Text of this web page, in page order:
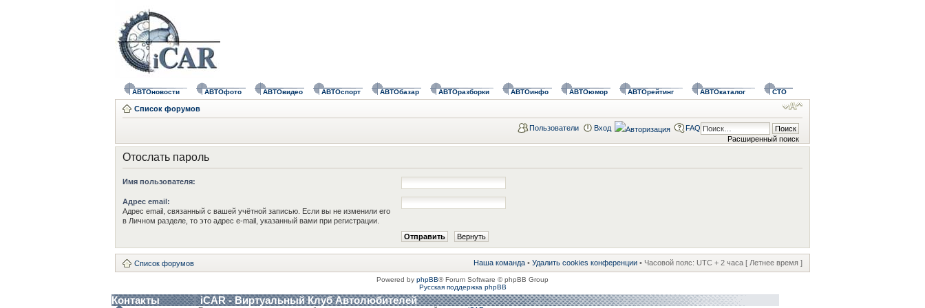
АВТОновости АВТОфото АВТОвидео АВТОспорт АВТОбазар АВТОразборки АВТОинфо АВТОюмор АВТОрейтинг АВТОкаталог СТО
Список форумов
Расширенный поиск
Пользователи Вход FAQ
Отослать пароль
Имя пользователя:
Адрес email:
Адрес email, связанный с вашей учётной записью. Если вы не изменили его
в Личном разделе, то это адрес e-mail, указанный вами при регистрации.
Список форумов Наша команда • Удалить cookies конференции • Часовой пояс: UTC + 2 часа [ Летнее время ]
Powered by phpBB® Forum Software © phpBB Group
Русская поддержка phpBB
Контакты iCAR - Виртуальный Клуб Автолюбителей